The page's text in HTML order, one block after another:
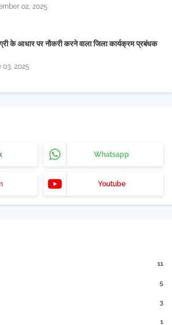
02, 2025
के आधार पर नौकरी करने वाला जिला कार्यक्रम प्रबंधक
03, 2025
Whatsapp
Youtube
11
5
3
1